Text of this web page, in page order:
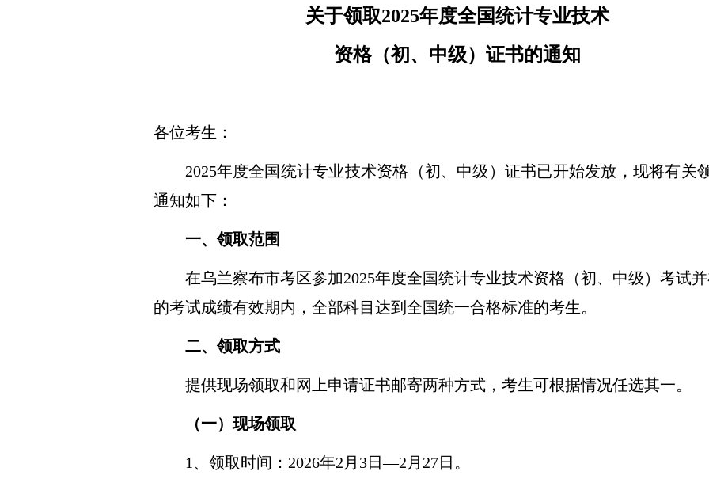
关于领取2025年度全国统计专业技术
资格（初、中级）证书的通知
各位考生：
2025年度全国统计专业技术资格（初、中级）证书已开始发放，现将有关
通知如下：
一、领取范围
在乌兰察布市考区参加2025年度全国统计专业技术资格（初、中级）考试
的考试成绩有效期内，全部科目达到全国统一合格标准的考生。
二、领取方式
提供现场领取和网上申请证书邮寄两种方式，考生可根据情况任选其一。
（一）现场领取
1 、领取时间 ： 2026年2 月 3日—2 月 27日。